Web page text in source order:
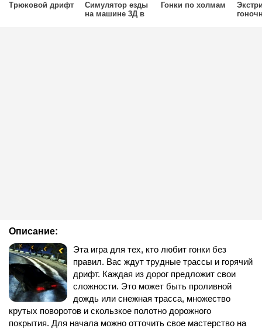
Описание:
Эта игра для тех, кто любит гонки без
правил. Вас ждут трудные трассы и горячий
дрифт. Каждая из дорог предложит свои
сложности. Это может быть проливной
дождь или снежная трасса, множество
крутых поворотов и скользкое полотно дорожного
покрытия. Для начала можно отточить свое мастерство на
Трюковой дрифт
Симулятор езды
на машине 3Д в
Гонки по холмам